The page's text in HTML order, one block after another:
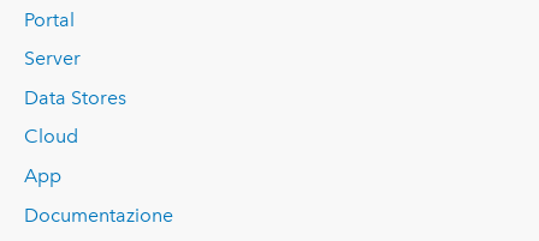
Portal
Server
Data Stores
Cloud
App
Documentazione